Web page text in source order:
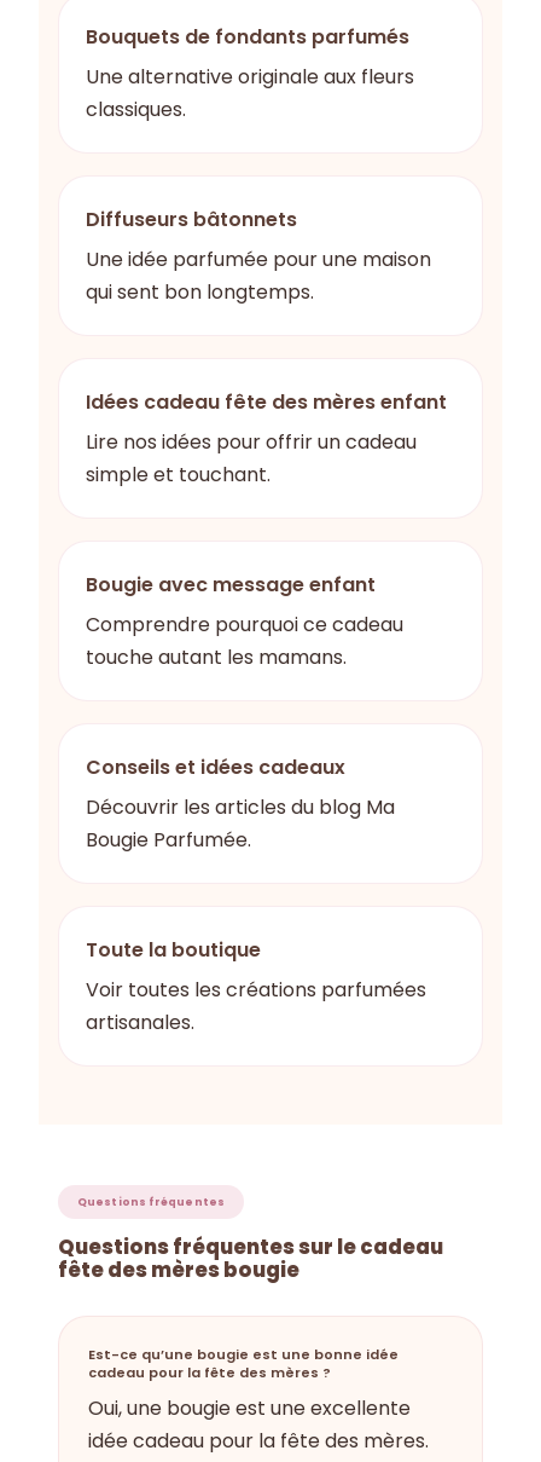
Bouquets de fondants parfumés
Une alternative originale aux fleurs
classiques.
Diffuseurs bâtonnets
Une idée parfumée pour une maison
qui sent bon longtemps.
Idées cadeau fête des mères enfant
Lire nos idées pour offrir un cadeau
simple et touchant.
Bougie avec message enfant
Comprendre pourquoi ce cadeau
touche autant les mamans.
Conseils et idées cadeaux
Découvrir les articles du blog Ma
Bougie Parfumée.
Toute la boutique
Voir toutes les créations parfumées
artisanales.
Questions fréquentes
Questions fréquentes sur le cadeau
fête des mères bougie
Est-ce qu’une bougie est une bonne idée
cadeau pour la fête des mères ?
Oui, une bougie est une excellente
idée cadeau pour la fête des mères.